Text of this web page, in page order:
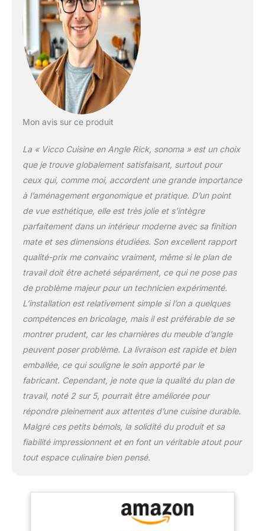
a une largeur de 167x187
cm, une hauteur de 82
cm et une profondeur de
46 cm. Les plans de
travail ont une
profondeur de 60 cm.
MATÉRIEL : la cuisine
mélamine. LIVRAISON :
de travail, matériel de
montage, instructions de
montage (sauf indication
contraire, les appareils
électroménagers et les
partie de la livraison).
Mon avis sur ce produit
La « Vicco Cuisine en Angle Rick, sonoma » est un choix
que je trouve globalement satisfaisant, surtout pour
ceux qui, comme moi, accordent une grande importance
à l’aménagement ergonomique et pratique. D’un point
de vue esthétique, elle est très jolie et s’intègre
parfaitement dans un intérieur moderne avec sa finition
mate et ses dimensions étudiées. Son excellent rapport
qualité-prix me convainc vraiment, même si le plan de
travail doit être acheté séparément, ce qui ne pose pas
de problème majeur pour un technicien expérimenté.
L’installation est relativement simple si l’on a quelques
compétences en bricolage, mais il est préférable de se
montrer prudent, car les charnières du meuble d’angle
peuvent poser problème. La livraison est rapide et bien
emballée, ce qui souligne le soin apporté par le
fabricant. Cependant, je note que la qualité du plan de
travail, noté 2 sur 5, pourrait être améliorée pour
répondre pleinement aux attentes d’une cuisine durable.
Malgré ces petits bémols, la solidité du produit et sa
fiabilité impressionnent et en font un véritable atout pour
tout espace culinaire bien pensé.